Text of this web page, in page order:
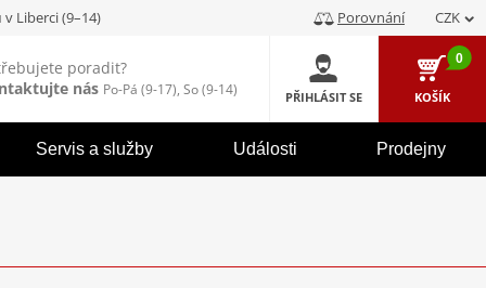
v Liberci (9–14) Porovnání CZK
poradit?
nás Po-Pá (9-17), So (9-14) PŘIHLÁSIT SE
0
KOŠÍK
Servis a služby Události Prodejny